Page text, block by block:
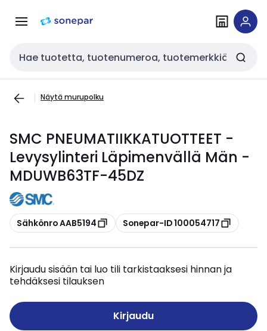
navigointiinsisältöön
Haku
Näytä murupolku
SMC PNEUMATIIKKATUOTTEET -
Levysylinteri Läpimenvällä Män -
MDUWB63TF-45DZ
Kopioi
Sähkönro AAB5194 Kopioi
Sonepar-ID 100054717
Kirjaudu sisään tai luo tili tarkistaaksesi hinnan ja
tehdäksesi tilauksen
Kirjaudu